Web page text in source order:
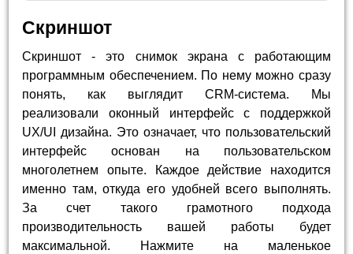
Скриншот
Скриншот - это снимок экрана с работающим
программным обеспечением. По нему можно сразу
понять, как выглядит CRM-система. Мы
реализовали оконный интерфейс с поддержкой
UX/UI дизайна. Это означает, что пользовательский
интерфейс основан на пользовательском
многолетнем опыте. Каждое действие находится
именно там, откуда его удобней всего выполнять.
За счет такого грамотного подхода
производительность вашей работы будет
максимальной. Нажмите на маленькое